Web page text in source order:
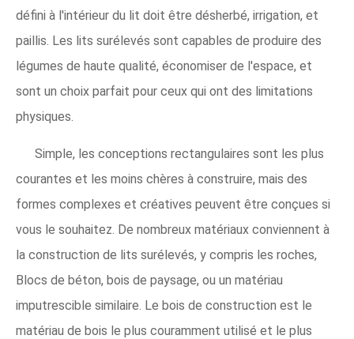
défini à l'intérieur du lit doit être désherbé, irrigation, et
paillis. Les lits surélevés sont capables de produire des
légumes de haute qualité, économiser de l'espace, et
sont un choix parfait pour ceux qui ont des limitations
physiques.
Simple, les conceptions rectangulaires sont les plus
courantes et les moins chères à construire, mais des
formes complexes et créatives peuvent être conçues si
vous le souhaitez. De nombreux matériaux conviennent à
la construction de lits surélevés, y compris les roches,
Blocs de béton, bois de paysage, ou un matériau
imputrescible similaire. Le bois de construction est le
matériau de bois le plus couramment utilisé et le plus